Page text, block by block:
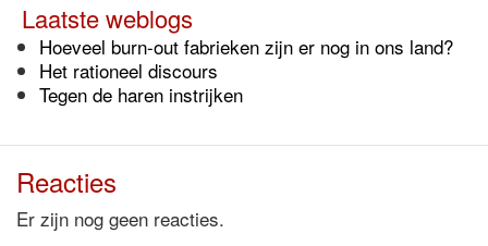
Laatste weblogs
Hoeveel burn-out fabrieken zijn er nog in ons land?
Het rationeel discours
Tegen de haren instrijken
Reacties
Er zijn nog geen reacties.